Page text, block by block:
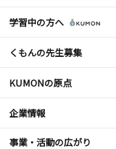
学習中の方へ
くもんの先生募集
KUMONの原点
企業情報
事業・活動の広がり